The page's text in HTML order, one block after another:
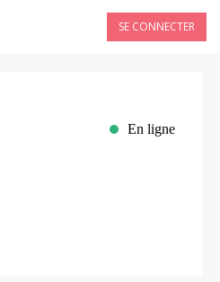
SE CONNECTER
En ligne